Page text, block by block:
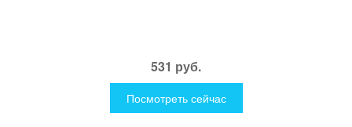
531 руб.
Посмотреть сейчас